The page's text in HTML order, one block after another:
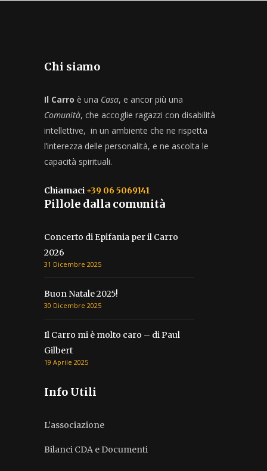
Chi siamo
Il Carro è una Casa, e ancor più una
Comunità, che accoglie ragazzi con disabilità
intellettive, in un ambiente che ne rispetta
l’interezza delle personalità, e ne ascolta le
capacità spirituali.
Chiamaci +39 06 5069141
Pillole dalla comunità
Concerto di Epifania per il Carro
2026
31 Dicembre 2025
Buon Natale 2025!
30 Dicembre 2025
Il Carro mi è molto caro – di Paul
Gilbert
19 Aprile 2025
Info Utili
L’associazione
Bilanci CDA e Documenti